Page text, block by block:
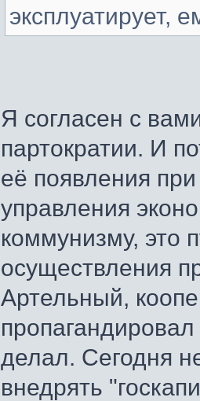
эксплуатирует,
Я согласен с
партократии. И
её появления
управления
коммунизму, это
осуществления
Артельный,
делал. Сегодня
внедрять